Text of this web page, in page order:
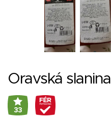
Oravská slanina
33